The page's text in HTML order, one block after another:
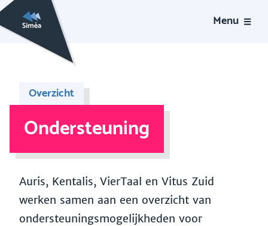
Menu
Overzicht
Ondersteuning
Auris, Kentalis, VierTaal en Vitus Zuid
werken samen aan een overzicht van
ondersteuningsmogelijkheden voor